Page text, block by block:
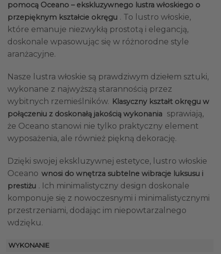
pomocą Oceano – ekskluzywnego lustra włoskiego o
przepięknym kształcie okręgu . To lustro włoskie,
które emanuje niezwykłą prostotą i elegancją,
doskonale wpasowując się w różnorodne style
aranżacyjne.
Nasze lustra włoskie są prawdziwym dziełem sztuki,
wykonane z najwyższą starannością przez
wybitnych rzemieślników. Klasyczny kształt okręgu w
połączeniu z doskonałą jakością wykonania sprawiają,
że Oceano stanowi nie tylko praktyczny element
wyposażenia, ale również piękną dekorację.
Dzięki swojej ekskluzywnej estetyce, lustro włoskie
Oceano wnosi do wnętrza subtelne wibracje luksusu i
prestiżu . Ich minimalistyczny design doskonale
komponuje się z nowoczesnymi i minimalistycznymi
przestrzeniami, dodając im niepowtarzalnego
wdzięku.
WYKONANIE